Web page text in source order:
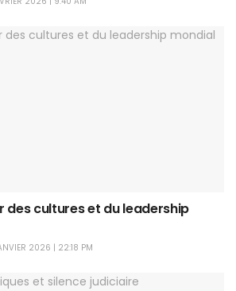
des cultures et du leadership
2026 | 22:18 PM